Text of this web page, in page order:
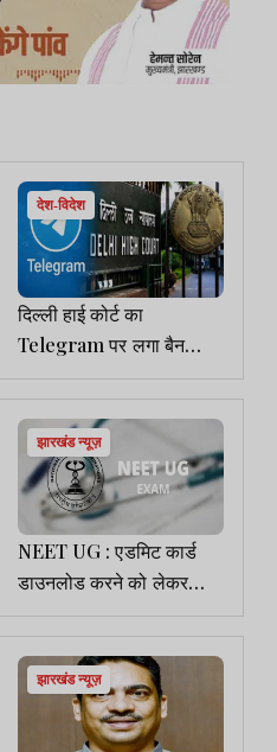
देश-विदेश
दिल्ली हाई कोर्ट का
Telegram पर लगा बैन
हटाने से इनकार, NEET
परीक्षा को लेकर सरकार ने
लगाया है प्रतिबंध
झारखंड न्यूज़
NEET UG : एडमिट कार्ड
डाउनलोड करने को लेकर
NTA ने जारी की सलाह, फर्जी
संदेशों से सावधान रहने की
अपील
झारखंड न्यूज़